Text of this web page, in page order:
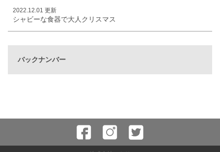
2022.12.01 更新
シャビーな食器で大人クリスマス
バックナンバー